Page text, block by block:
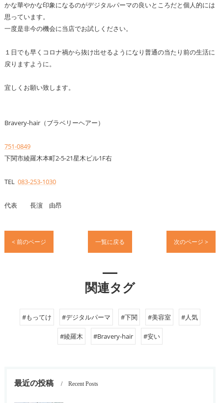
かな華やかな印象になるのがデジタルパーマの良いところだと個人的には
思っています。
一度是非今の機会に当店でお試しください。
１日でも早くコロナ禍から抜け出せるようになり普通の当たり前の生活に
戻りますように。
宜しくお願い致します。
Bravery-hair（ブラベリーヘアー）
751-0849
下関市綾羅木本町2-5-21星木ビル1F右
TEL 083-253-1030
代表 長濵 由昂
< 前のページ 一覧に戻る 次のページ >
関連タグ
#もってけ #デジタルパーマ #下関 #美容室 #人気
#綾羅木 #Bravery-hair #安い
最近の投稿 Recent Posts